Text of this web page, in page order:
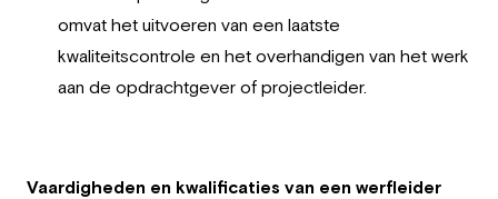
omvat het uitvoeren van een laatste
kwaliteitscontrole en het overhandigen van het werk
aan de opdrachtgever of projectleider.
Vaardigheden en kwalificaties van een werfleider